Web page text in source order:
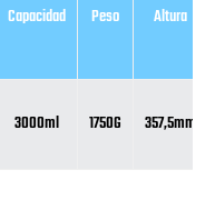
Capacidad Peso Altura
3000ml 1750G 357,5mm